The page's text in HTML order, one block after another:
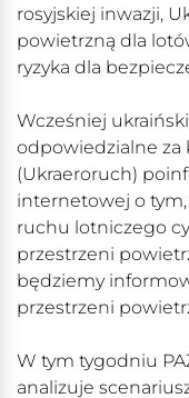
rosyjskiej inwazji,
powietrzną dla
ryzyka dla
Wcześniej
odpowiedzialne
(Ukraeroruch)
internetowej o tym,
ruchu lotniczego
przestrzeni
będziemy
przestrzeni
W tym tygodniu
analizuje